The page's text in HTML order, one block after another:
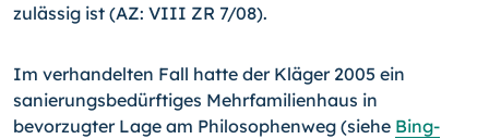
zulässig ist (AZ: VIII ZR 7/08).
Im verhandelten Fall hatte der Kläger 2005 ein
sanierungsbedürftiges Mehrfamilienhaus in
bevorzugter Lage am Philosophenweg (siehe Bing-